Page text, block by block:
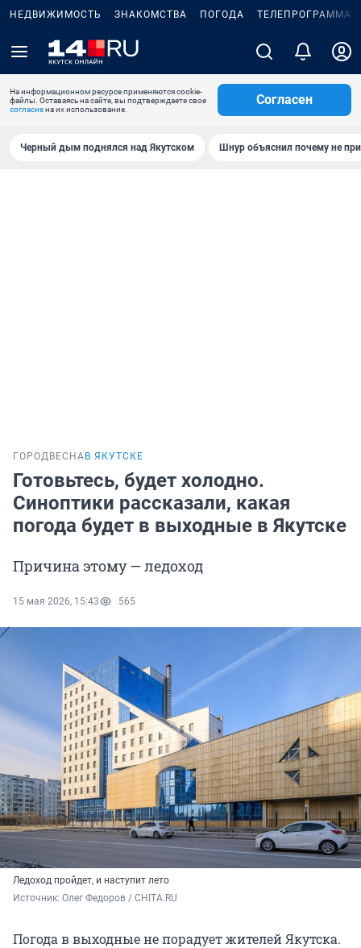
НЕДВИЖИМОСТЬ ЗНАКОМСТВА ПОГОДА ТЕЛЕПРОГРАММА
На информационном ресурсе применяются cookie-
файлы. Оставаясь на сайте, вы подтверждаете свое
согласиена их использование.
Согласен
Черный дым поднялся над Якутском Шнур объяснил почему не
ГОРОД ВЕСНА В ЯКУТСКЕ
Готовьтесь, будет холодно.
Синоптики рассказали, какая
погода будет в выходные в Якутске
Причина этому — ледоход
15 мая 2026, 15:43 565
Ледоход пройдет, и наступит лето
Источник: Олег Федоров / CHITA.RU
Погода в выходные не порадует жителей Якутска.